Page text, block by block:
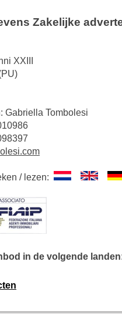
Zakelijke
XXIII
Gabriella Tombolesi
/ lezen:
in de volgende